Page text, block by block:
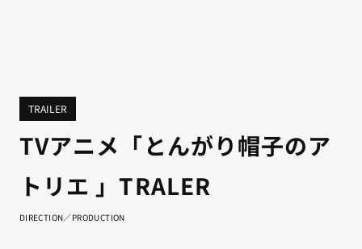
TRAILER
TVアニメ「とんがり帽子のア
トリエ 」TRALER
DIRECTION／PRODUCTION